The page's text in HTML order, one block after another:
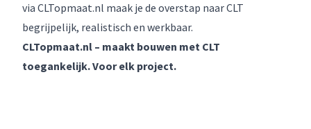
via CLTopmaat.nl maak je de overstap naar CLT
begrijpelijk, realistisch en werkbaar.
CLTopmaat.nl – maakt bouwen met CLT
toegankelijk. Voor elk project.